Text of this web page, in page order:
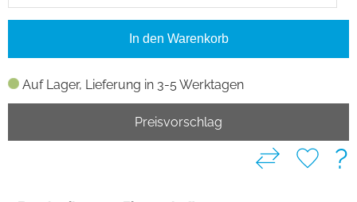
Auf Lager, Lieferung in 3-5 Werktagen
In den Warenkorb
Preisvorschlag
?